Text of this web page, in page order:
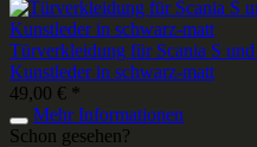
Türverkleidung für Scania S
Kunstleder in schwarz-matt
49,00 € *
Mehr Informationen
Schon gesehen?